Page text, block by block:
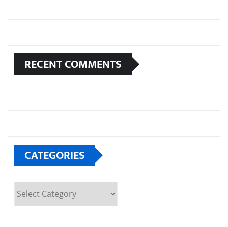
RECENT COMMENTS
CATEGORIES
Categories